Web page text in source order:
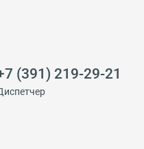
(391) 219-29-21